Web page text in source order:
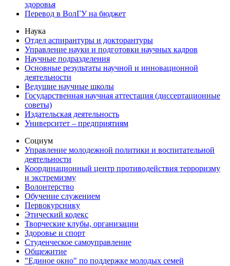
здоровья
Перевод в ВолГУ на бюджет
Наука
Отдел аспирантуры и докторантуры
Управление науки и подготовки научных кадров
Научные подразделения
Основные результаты научной и инновационной
деятельности
Ведущие научные школы
Государственная научная аттестация (диссертационные
советы)
Издательская деятельность
Университет – предприятиям
Социум
Управление молодежной политики и воспитательной
деятельности
Координационный центр противодействия терроризму
и экстремизму
Волонтерство
Обучение служением
Первокурснику
Этический кодекс
Творческие клубы, организации
Здоровье и спорт
Студенческое самоуправление
Общежитие
"Единое окно" по поддержке молодых семей